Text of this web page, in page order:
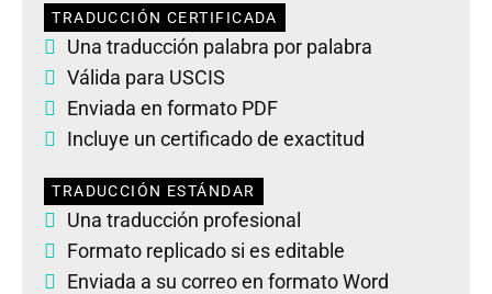
TRADUCCIÓN CERTIFICADA
Una traducción palabra por palabra
Válida para USCIS
Enviada en formato PDF
Incluye un certificado de exactitud
TRADUCCIÓN ESTÁNDAR
Una traducción profesional
Formato replicado si es editable
Enviada a su correo en formato Word